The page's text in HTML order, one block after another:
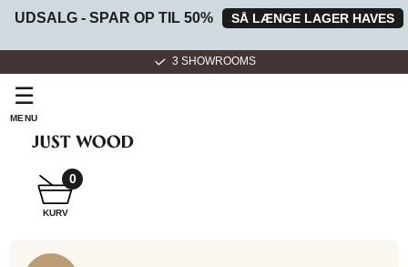
UDSALG - SPAR OP TIL 50% SÅ LÆNGE LAGER HAVES
3 SHOWROOMS
☰
MENU
SNEDKER
BADMØBEL
KURV
0